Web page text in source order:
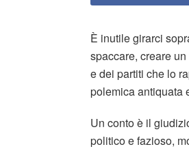
È inutile girarci
spaccare, creare
e dei partiti che lo
polemica antiquata
Un conto è il
politico e fazioso,